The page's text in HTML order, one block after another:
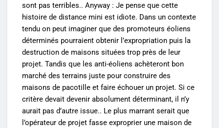
sont pas terribles.. Anyway : Je pense que cette
histoire de distance mini est idiote. Dans un contexte
tendu on peut imaginer que des promoteurs éoliens
déterminés pourraient obtenir l’expropriation puis la
destruction de maisons situées trop près de leur
projet. Tandis que les anti-éoliens achèteront bon
marché des terrains juste pour construire des
maisons de pacotille et faire échouer un projet. Si ce
critère devait devenir absolument déterminant, il n’y
aurait pas d’autre issue.. Le plus marrant serait que
l’opérateur de projet fasse exproprier une maison de